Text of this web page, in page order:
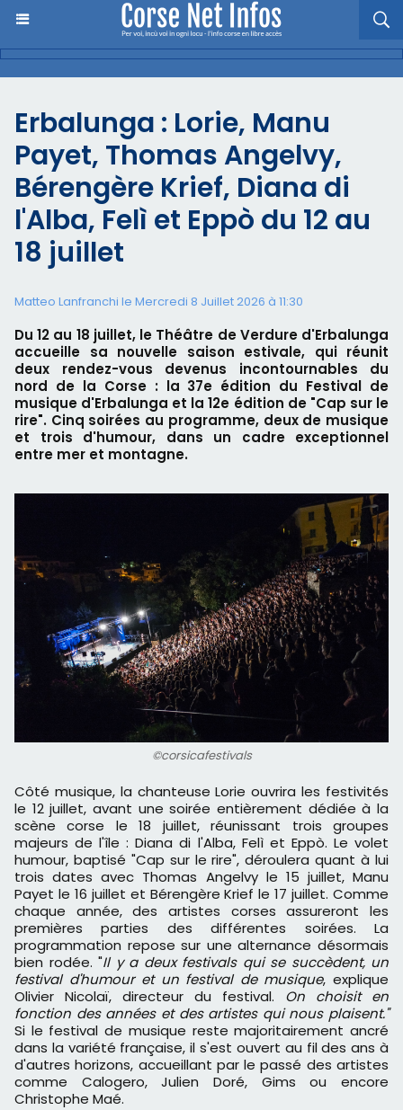
Erbalunga : Lorie, Manu
Payet, Thomas Angelvy,
Bérengère Krief, Diana di
l'Alba, Felì et Eppò du 12 au
18 juillet
Matteo Lanfranchi le Mercredi 8 Juillet 2026 à 11:30
Du 12 au 18 juillet, le Théâtre de Verdure d'Erbalunga
accueille sa nouvelle saison estivale, qui réunit
deux rendez-vous devenus incontournables du
nord de la Corse : la 37e édition du Festival de
musique d'Erbalunga et la 12e édition de "Cap sur le
rire". Cinq soirées au programme, deux de musique
et trois d'humour, dans un cadre exceptionnel
entre mer et montagne.
©corsicafestivals
Côté musique, la chanteuse Lorie ouvrira les festivités
le 12 juillet, avant une soirée entièrement dédiée à la
scène corse le 18 juillet, réunissant trois groupes
majeurs de l'île : Diana di l'Alba, Felì et Eppò. Le volet
humour, baptisé "Cap sur le rire", déroulera quant à lui
trois dates avec Thomas Angelvy le 15 juillet, Manu
Payet le 16 juillet et Bérengère Krief le 17 juillet. Comme
chaque année, des artistes corses assureront les
premières parties des différentes soirées. La
programmation repose sur une alternance désormais
bien rodée. "Il y a deux festivals qui se succèdent, un
festival d'humour et un festival de musique, explique
Olivier Nicolaï, directeur du festival. On choisit en
fonction des années et des artistes qui nous plaisent."
Si le festival de musique reste majoritairement ancré
dans la variété française, il s'est ouvert au fil des ans à
d'autres horizons, accueillant par le passé des artistes
comme Calogero, Julien Doré, Gims ou encore
Christophe Maé.